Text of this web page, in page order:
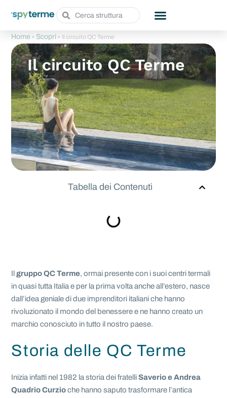
Home » Scopri » Il circuito QC Terme
Il circuito QC Terme
Tabella dei Contenuti
Ilgruppo QC Terme, ormai presente con i suoi centri termali
in quasi tutta Italia e per la prima volta anche all’estero, nasce
dall’idea geniale di due imprenditori italiani che hanno
rivoluzionato il mondo del benessere e ne hanno creato un
marchio conosciuto in tutto il nostro paese.
Storia delle QC Terme
Inizia infatti nel 1982 la storia dei fratelliSaverio e Andrea
Quadrio Curzioche hanno saputo trasformare l’antica